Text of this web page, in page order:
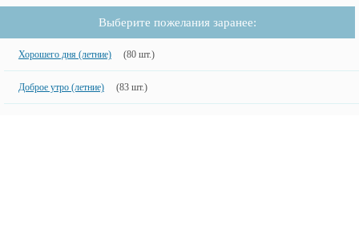
Выберите пожелания заранее:
Хорошего дня (летние) (80 шт.)
Доброе утро (летние) (83 шт.)